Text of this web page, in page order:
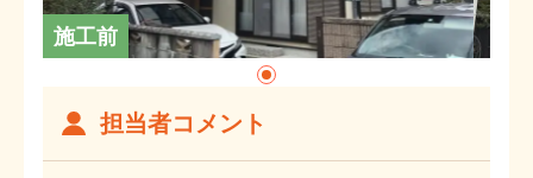
施工前
担当者コメント